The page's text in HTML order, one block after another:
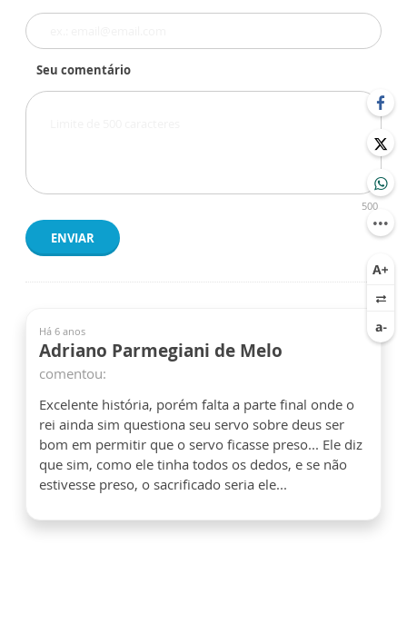
Seu comentário
500
ENVIAR
Há 6 anos
Adriano Parmegiani de Melo
comentou:
Excelente história, porém falta a parte final onde o
rei ainda sim questiona seu servo sobre deus ser
bom em permitir que o servo ficasse preso... Ele diz
que sim, como ele tinha todos os dedos, e se não
estivesse preso, o sacrificado seria ele...